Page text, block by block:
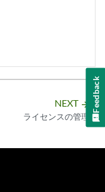
NEXT arrow_forward
ライセンスの管理
Feedback